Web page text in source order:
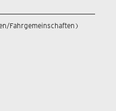
Fahrgemeinschaften)